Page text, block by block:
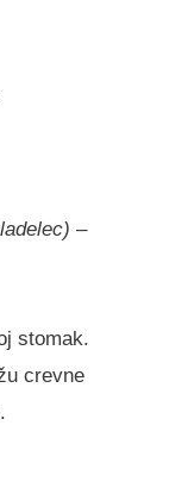
–
stomak.
crevne